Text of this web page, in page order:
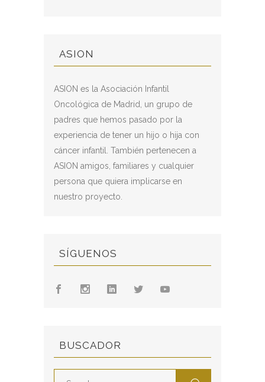
ASION
ASION es la Asociación Infantil
Oncológica de Madrid, un grupo de
padres que hemos pasado por la
experiencia de tener un hijo o hija con
cáncer infantil. También pertenecen a
ASION amigos, familiares y cualquier
persona que quiera implicarse en
nuestro proyecto.
SÍGUENOS
BUSCADOR